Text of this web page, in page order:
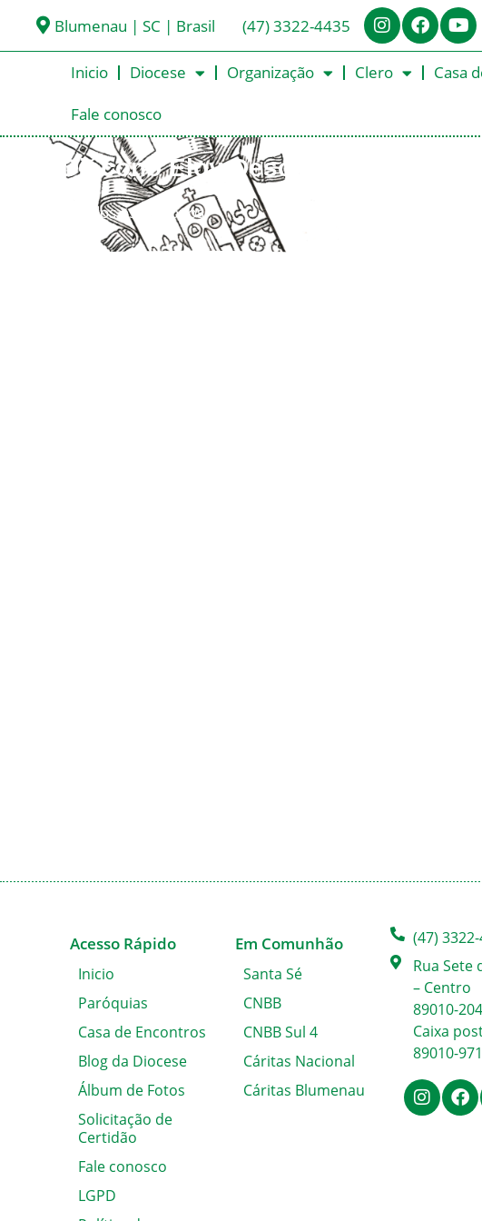
Blumenau | SC | Brasil (47) 3322-4435
Inicio Diocese Organização Clero Casa
Fale conosco
Diácono Eloy Deschamps
< Todos os Diáconos
Acesso Rápido
Inicio
Paróquias
Casa de Encontros
Blog da Diocese
Álbum de Fotos
Solicitação de
Certidão
Fale conosco
LGPD
Em Comunhão
Santa Sé
CNBB
CNBB Sul 4
Cáritas Nacional
Cáritas Blumenau
(47)
Rua Sete
– Centro
89010-
Caixa
89010-971